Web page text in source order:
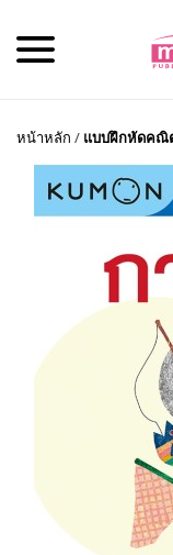
หน้าหลัก / แบบฝึกหัดคณิ